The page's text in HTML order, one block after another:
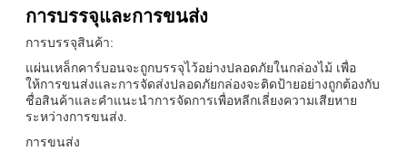
การบรรจุและการขนส่ง
การบรรจุสินค้า:
แผ่นเหล็กคาร์บอนจะถูกบรรจุไว้อย่างปลอดภัยในกล่องไม้ เพื่อ
ให้การขนส่งและการจัดส่งปลอดภัยกล่องจะติดป้ายอย่างถูกต้องกับ
ชื่อสินค้าและคําแนะนําการจัดการเพื่อหลีกเลี่ยงความเสียหาย
ระหว่างการขนส่ง.
การขนส่ง